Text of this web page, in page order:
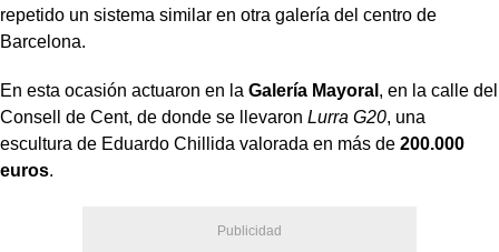
repetido un sistema similar en otra galería del centro de
Barcelona.
En esta ocasión actuaron en la Galería Mayoral , en la calle del
Consell de Cent, de donde se llevaron Lurra G20, una
escultura de Eduardo Chillida valorada en más de 200.000
euros.